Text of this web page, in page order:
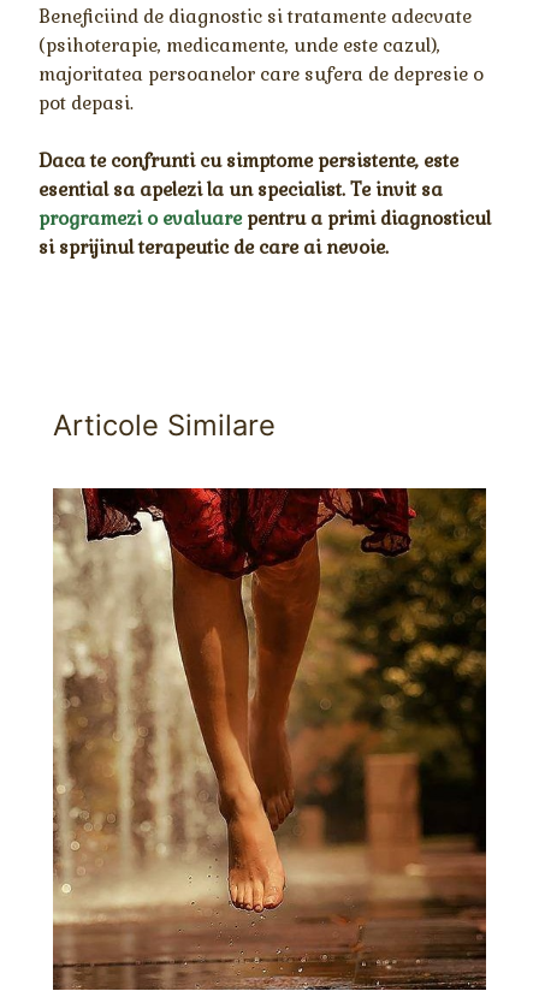
Beneficiind de diagnostic si tratamente adecvate
(psihoterapie, medicamente, unde este cazul),
majoritatea persoanelor care sufera de depresie o
pot depasi.
Daca te confrunti cu simptome persistente, este
esential sa apelezi la un specialist. Te invit sa
programezi o evaluarepentru a primi diagnosticul
si sprijinul terapeutic de care ai nevoie.
Articole Similare